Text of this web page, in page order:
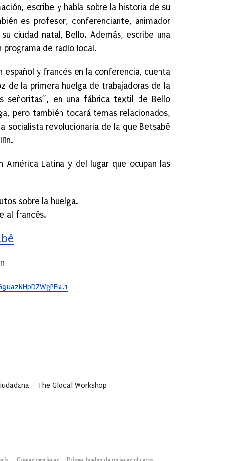
escribe y habla sobre la historia de su
es profesor, conferenciante, animador
ciudad natal, Bello. Además, escribe una
programa de radio local.
español y francés en la conferencia, cuenta
de la primera huelga de trabajadoras de la
señoritas”, en una fábrica textil de Bello
pero también tocará temas relacionados,
socialista revolucionaria de la que Betsabé
América Latina y del lugar que ocupan las
sobre la huelga.
al francés.
– The Glocal Workshop
, , ,